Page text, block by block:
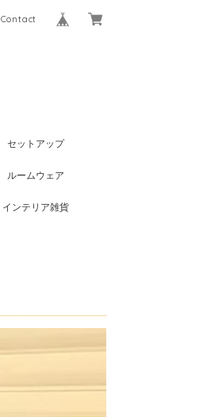
Contact
セットアップ
ルームウェア
インテリア雑貨